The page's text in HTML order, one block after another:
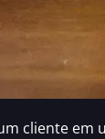
cliente em